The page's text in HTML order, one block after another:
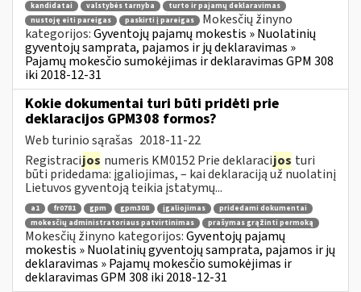
kandidatai valstybės tarnyba
turto ir pajamų deklaravimas
nustoję eiti pareigas
paskirti į pareigas
Mokesčių žinyno
kategorijos:Gyventojų pajamų mokestis » Nuolatinių
gyventojų samprata, pajamos ir jų deklaravimas »
Pajamų mokesčio sumokėjimas ir deklaravimas GPM 308
iki 2018-12-31
Kokie dokumentai turi būti pridėti prie
deklaracijos GPM308 formos?
Web turinio sąrašas 2018-11-22
Registracijos numeris KM0152 Prie deklaracijos turi
būti pridedama: įgaliojimas, – kai deklaraciją už nuolatinį
Lietuvos gyventoją teikia įstatymų...
a1 fr0781 gpm gpm308 įgaliojimas
pridedami dokumentai
mokesčių administratoriaus patvirtinimas
prašymas grąžinti permoką
Mokesčių žinyno kategorijos:Gyventojų pajamų
mokestis » Nuolatinių gyventojų samprata, pajamos ir jų
deklaravimas » Pajamų mokesčio sumokėjimas ir
deklaravimas GPM 308 iki 2018-12-31